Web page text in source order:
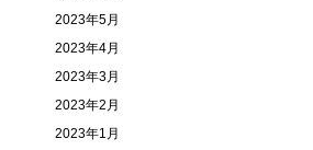
2023年5月
2023年4月
2023年3月
2023年2月
2023年1月